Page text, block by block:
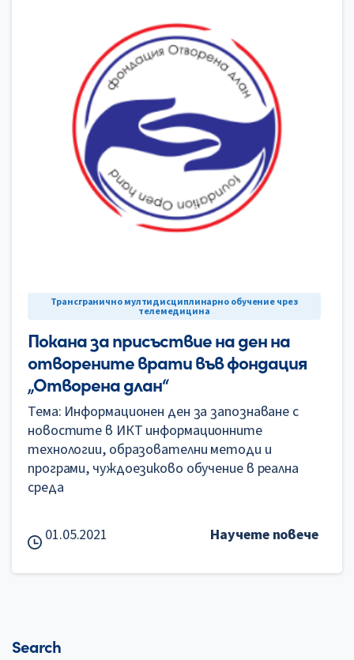
Трансгранично мултидисциплинарно обучение чрез
телемедицина
Покана за присъствие на ден на
отворените врати във фондация
„Отворена длан“
Тема: Информационен ден за запознаване с
новостите в ИКТ информационните
технологии, образователни методи и
програми, чуждоезиково обучение в реална
среда
01.05.2021 Научете повече
Search